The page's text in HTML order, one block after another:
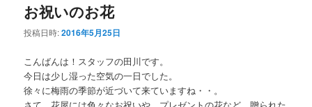
お祝いのお花
投稿日時:2016年5月25日
こんばんは！スタッフの田川です。
今日は少し湿った空気の一日でした。
徐々に梅雨の季節が近づいて来ていますね・・。
さて、花屋には色々なお祝いや、プレゼントの花など、贈られた